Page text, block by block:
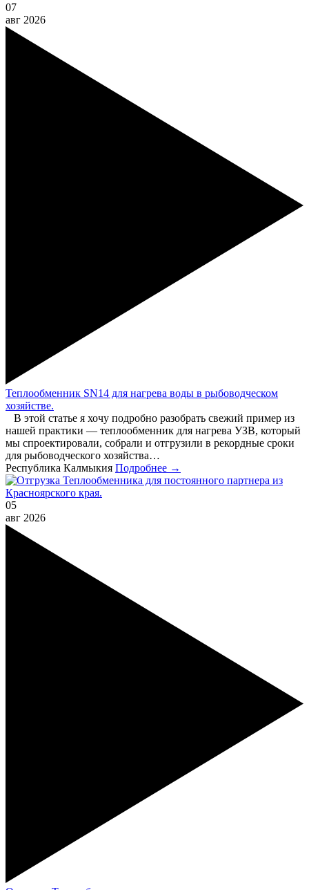
07
авг 2026
Теплообменник SN14 для нагрева воды в рыбоводческом
хозяйстве.
В этой статье я хочу подробно разобрать свежий пример из
нашей практики — теплообменник для нагрева УЗВ, который
мы спроектировали, собрали и отгрузили в рекордные сроки
для рыбоводческого хозяйства…
Республика Калмыкия Подробнее →
05
авг 2026